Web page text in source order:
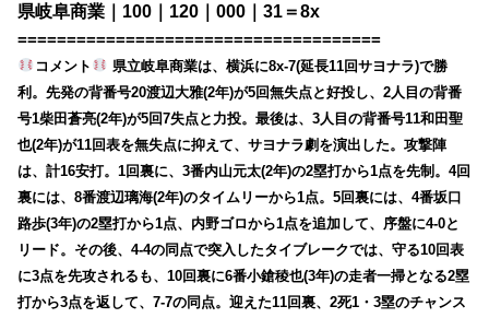
県岐阜商業｜100｜120｜000｜31＝8x
=====================================
コメント
県立岐阜商業は、横浜に8x-7(延長11回サヨナラ)で勝
利。先発の背番号20渡辺大雅(2年)が5回無失点と好投し、2人目の背番
号1柴田蒼亮(2年)が5回7失点と力投。最後は、3人目の背番号11和田聖
也(2年)が11回表を無失点に抑えて、サヨナラ劇を演出した。攻撃陣
は、計16安打。1回裏に、3番内山元太(2年)の2塁打から1点を先制。4回
裏には、8番渡辺璃海(2年)のタイムリーから1点。5回裏には、4番坂口
路歩(3年)の2塁打から1点、内野ゴロから1点を追加して、序盤に4-0と
リード。その後、4-4の同点で突入したタイブレークでは、守る10回表
に3点を先攻されるも、10回裏に6番小鎗稜也(3年)の走者一掃となる2塁
打から3点を返して、7-7の同点。迎えた11回裏、2死1・3塁のチャンス